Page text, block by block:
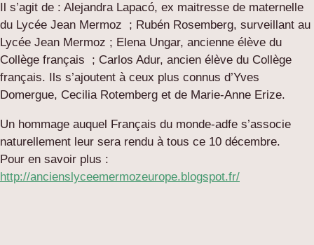
Il s’agit de : Alejandra Lapacó, ex maitresse de maternelle
du Lycée Jean Mermoz ; Rubén Rosemberg, surveillant au
Lycée Jean Mermoz ; Elena Ungar, ancienne élève du
Collège français ; Carlos Adur, ancien élève du Collège
français. Ils s’ajoutent à ceux plus connus d’Yves
Domergue, Cecilia Rotemberg et de Marie-Anne Erize.
Un hommage auquel Français du monde-adfe s’associe
naturellement leur sera rendu à tous ce 10 décembre.
Pour en savoir plus :
http://ancienslyceemermozeurope.blogspot.fr/